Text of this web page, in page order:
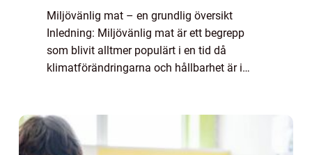
Miljövänlig mat – en grundlig översikt
Inledning: Miljövänlig mat är ett begrepp
som blivit alltmer populärt i en tid då
klimatförändringarna och hållbarhet är i